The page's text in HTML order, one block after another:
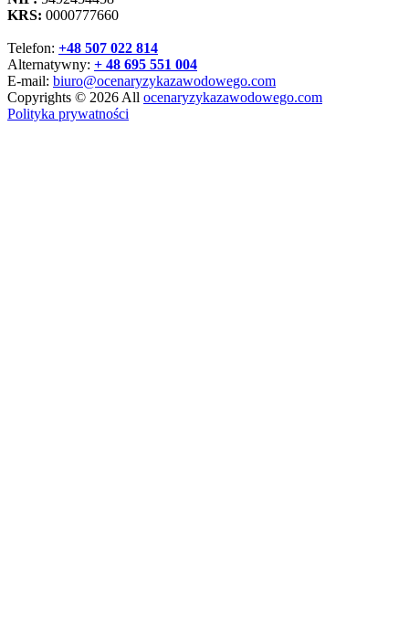
KRS: 0000777660
Telefon: +48 507 022 814
Alternatywny: + 48 695 551 004
E-mail: biuro@ocenaryzykazawodowego.com
Copyrights © 2026 All ocenaryzykazawodowego.com
Polityka prywatności